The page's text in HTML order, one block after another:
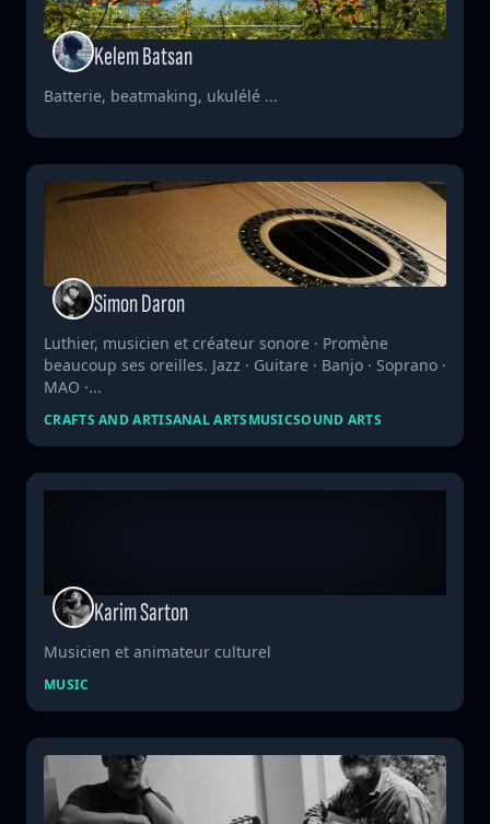
Kelem Batsan
Batterie, beatmaking, ukulélé ...
Simon Daron
Luthier, musicien et créateur sonore · Promène
beaucoup ses oreilles. Jazz · Guitare · Banjo · Soprano ·
MAO ·...
CRAFTS AND ARTISANAL ARTSMUSICSOUND ARTS
Karim Sarton
Musicien et animateur culturel
MUSIC